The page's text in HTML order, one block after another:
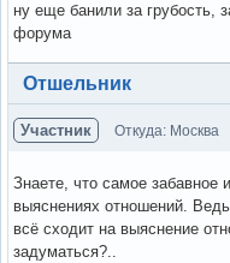
ну еще банили за грубость,
форума
Вне форума
Отшельник
Участник Откуда: Москва
Знаете, что самое забавное
выяснениях отношений.
всё сходит на выяснение
задуматься?..